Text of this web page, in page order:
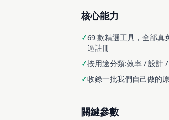
核心能力
69 款精選工具，全部
逼註冊
按用途分類:效率 / 設計
收錄一批我們自己做的
關鍵參數